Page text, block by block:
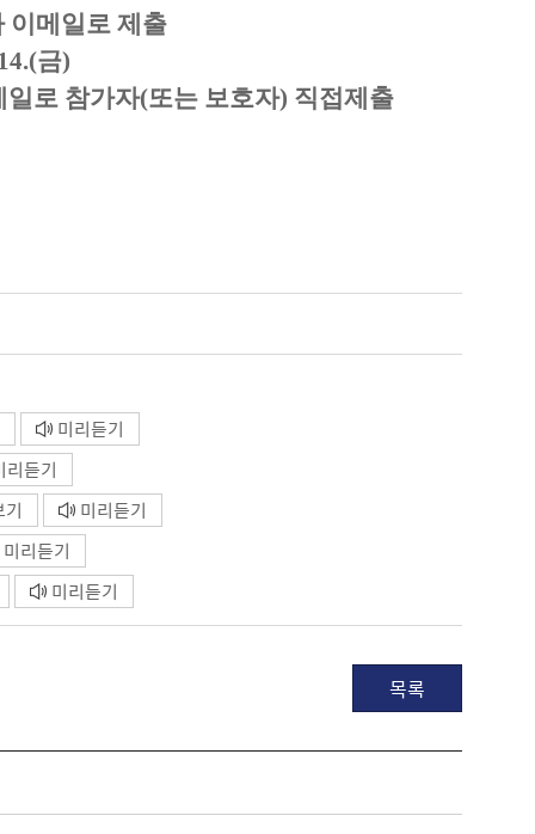
이메일로 제출
금)
로 참가자(또는 보호자) 직접제출
미리듣기
리듣기
기 미리듣기
미리듣기
미리듣기
목록